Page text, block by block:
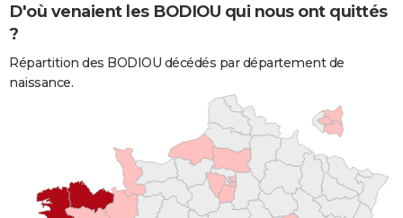
D'où venaient les BODIOU qui nous ont quittés
?
Répartition des BODIOU décédés par département de
naissance.